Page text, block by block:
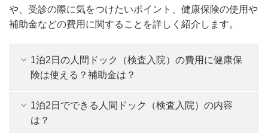
や、受診の際に気をつけたいポイント、健康保険の使用や
補助金などの費用に関することを詳しく紹介します。
1泊2日の人間ドック（検査入院）の費用に健康保
険は使える？補助金は？
1泊2日でできる人間ドック（検査入院）の内容
は？